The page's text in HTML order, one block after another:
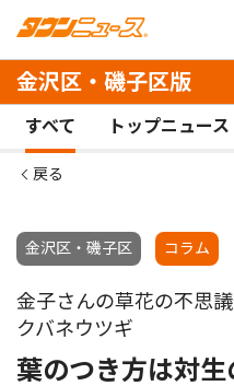
金沢区・磯子区版
すべて トップニュース
戻る
金沢区・磯子区 コラム
金子さんの草花の不思
クバネウツギ
葉のつき方は対